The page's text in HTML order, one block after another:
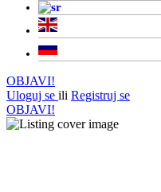
OBJAVI!
Uloguj se ili Registruj se
OBJAVI!